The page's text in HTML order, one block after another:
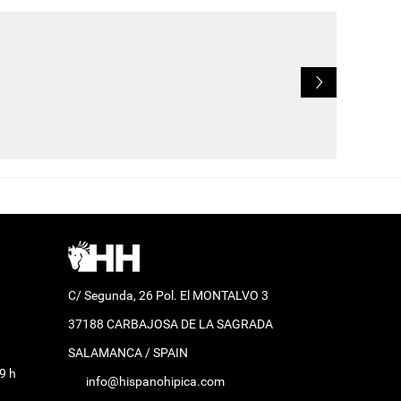
L
h
C/ Segunda, 26 Pol. El MONTALVO 3
37188 CARBAJOSA DE LA SAGRADA
SALAMANCA / SPAIN
info@hispanohipica.com